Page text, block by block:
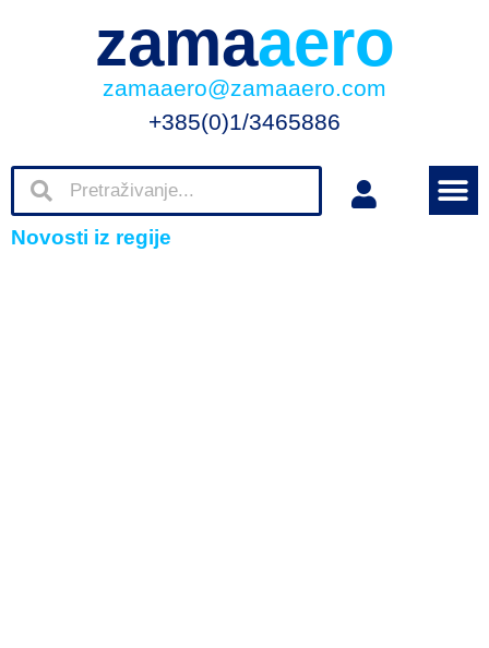
zamaaero
zamaaero@zamaaero.com
+385(0)1/3465886
Novosti iz regije